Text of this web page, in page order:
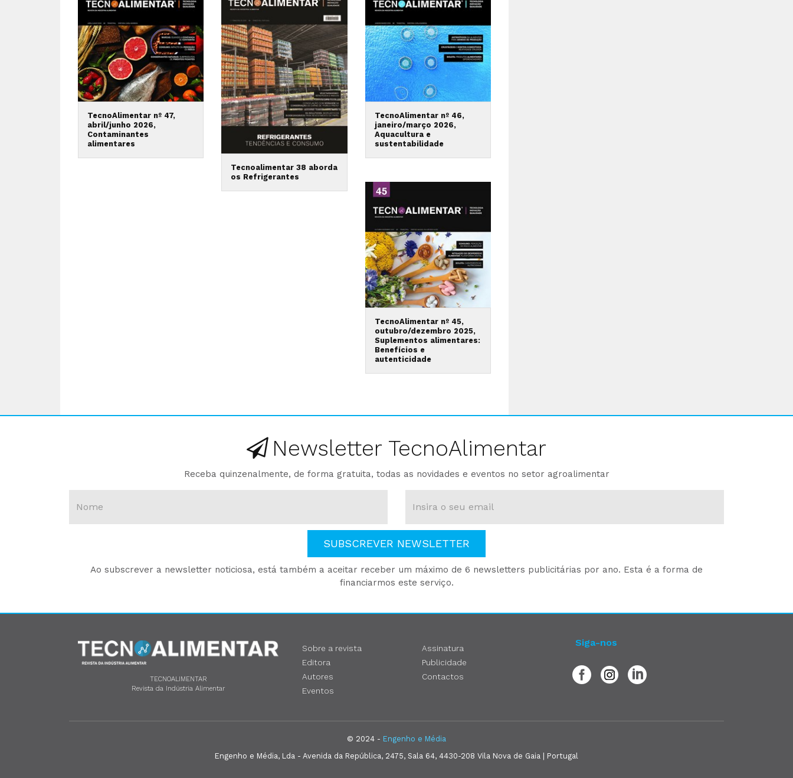
TecnoAlimentar nº 47,
abril/junho 2026,
Contaminantes
alimentares
Tecnoalimentar 38 aborda
os Refrigerantes
TecnoAlimentar nº 46,
janeiro/março 2026,
Aquacultura e
sustentabilidade
TecnoAlimentar nº 45,
outubro/dezembro 2025,
Suplementos alimentares:
Benefícios e
autenticidade
Newsletter TecnoAlimentar
Receba quinzenalmente, de forma gratuita, todas as novidades e eventos no setor agroalimentar
SUBSCREVER NEWSLETTER
Ao subscrever a newsletter noticiosa, está também a aceitar receber um máximo de 6 newsletters publicitárias por ano. Esta é a forma de
financiarmos este serviço.
TECNOALIMENTAR
Revista da Indústria Alimentar
Sobre a revista
Editora
Autores
Eventos
Assinatura
Publicidade
Contactos
Siga-nos
© 2024 - Engenho e Média
Engenho e Média, Lda - Avenida da República, 2475, Sala 64, 4430-208 Vila Nova de Gaia | Portugal